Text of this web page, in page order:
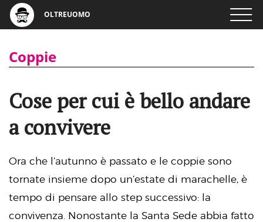
OLTREUOMO
Coppie
Cose per cui è bello andare
a convivere
Ora che l’autunno è passato e le coppie sono
tornate insieme dopo un’estate di marachelle, è
tempo di pensare allo step successivo: la
convivenza. Nonostante la Santa Sede abbia fatto